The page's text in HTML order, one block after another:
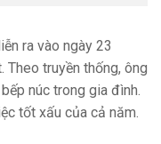
ra vào ngày 23
Theo truyền thống, ông
núc trong gia đình.
tốt xấu của cả năm.